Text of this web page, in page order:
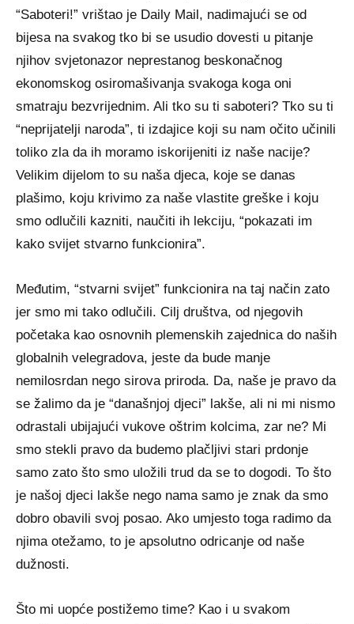
“Saboteri!” vrištao je Daily Mail, nadimajući se od
bijesa na svakog tko bi se usudio dovesti u pitanje
njihov svjetonazor neprestanog beskonačnog
ekonomskog osiromašivanja svakoga koga oni
smatraju bezvrijednim. Ali tko su ti saboteri? Tko su ti
“neprijatelji naroda”, ti izdajice koji su nam očito učinili
toliko zla da ih moramo iskorijeniti iz naše nacije?
Velikim dijelom to su naša djeca, koje se danas
plašimo, koju krivimo za naše vlastite greške i koju
smo odlučili kazniti, naučiti ih lekciju, “pokazati im
kako svijet stvarno funkcionira”.
Međutim, “stvarni svijet” funkcionira na taj način zato
jer smo mi tako odlučili. Cilj društva, od njegovih
početaka kao osnovnih plemenskih zajednica do naših
globalnih velegradova, jeste da bude manje
nemilosrdan nego sirova priroda. Da, naše je pravo da
se žalimo da je “današnjoj djeci” lakše, ali ni mi nismo
odrastali ubijajući vukove oštrim kolcima, zar ne? Mi
smo stekli pravo da budemo plačljivi stari prdonje
samo zato što smo uložili trud da se to dogodi. To što
je našoj djeci lakše nego nama samo je znak da smo
dobro obavili svoj posao. Ako umjesto toga radimo da
njima otežamo, to je apsolutno odricanje od naše
dužnosti.
Što mi uopće postižemo time? Kao i u svakom